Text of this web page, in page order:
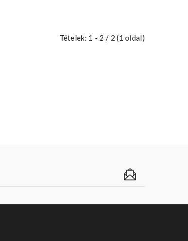
Tételek: 1 - 2 / 2 (1 oldal)